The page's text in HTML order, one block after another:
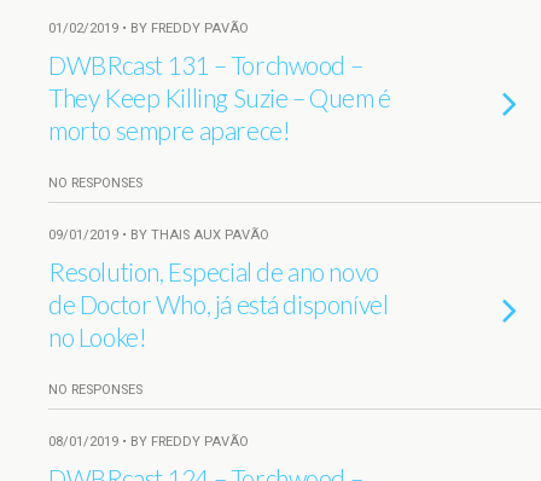
01/02/2019 • BY FREDDY PAVÃO
DWBRcast 131 – Torchwood –
They Keep Killing Suzie – Quem é
morto sempre aparece!
NO RESPONSES
09/01/2019 • BY THAIS AUX PAVÃO
Resolution, Especial de ano novo
de Doctor Who, já está disponível
no Looke!
NO RESPONSES
08/01/2019 • BY FREDDY PAVÃO